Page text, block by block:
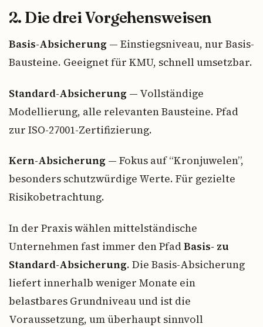
2. Die drei Vorgehensweisen
Basis-Absicherung — Einstiegsniveau, nur Basis-
Bausteine. Geeignet für KMU, schnell umsetzbar.
Standard-Absicherung — Vollständige
Modellierung, alle relevanten Bausteine. Pfad
zur ISO-27001-Zertifizierung.
Kern-Absicherung — Fokus auf “Kronjuwelen”,
besonders schutzwürdige Werte. Für gezielte
Risikobetrachtung.
In der Praxis wählen mittelständische
Unternehmen fast immer den Pfad Basis- zu
Standard-Absicherung. Die Basis-Absicherung
liefert innerhalb weniger Monate ein
belastbares Grundniveau und ist die
Voraussetzung, um überhaupt sinnvoll